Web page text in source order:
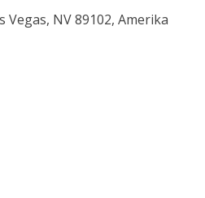
Vegas, NV 89102, Amerika